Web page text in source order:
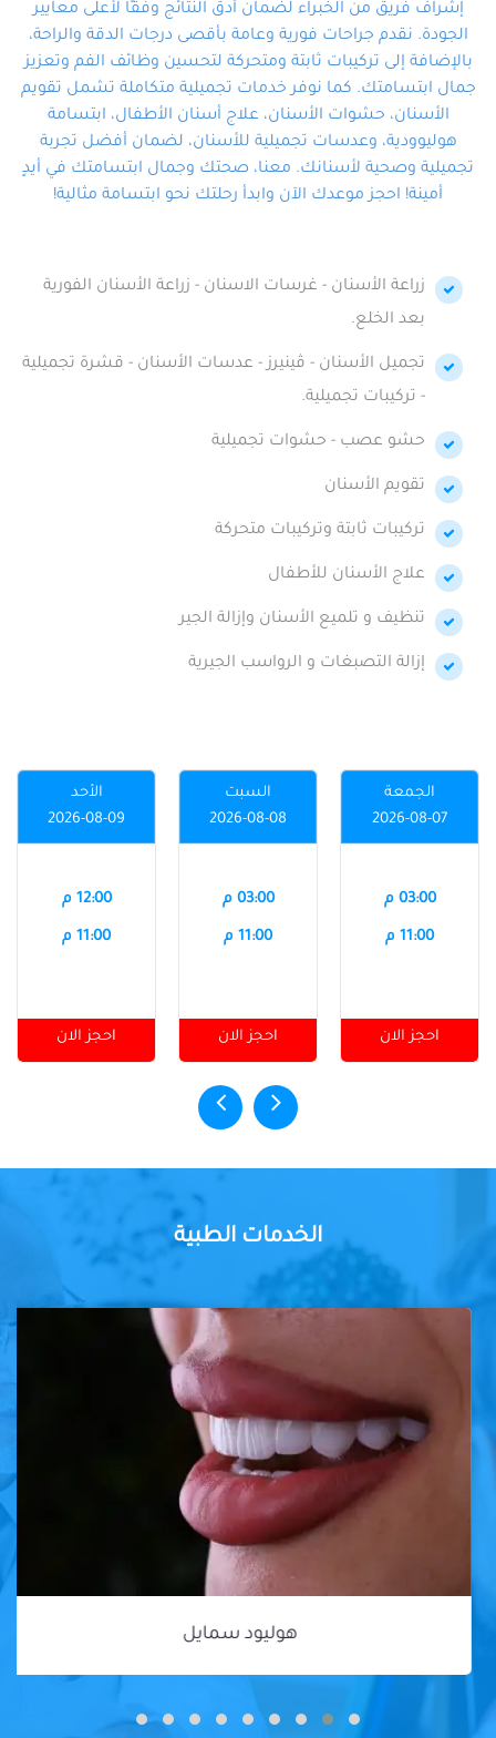
احترافية ودقة.
إشراف فريق من الخبراء لضمان أدق النتائج وفقًا لأعلى معايير
الجودة. نقدم جراحات فورية وعامة بأقصى درجات الدقة والراحة،
بالإضافة إلى تركيبات ثابتة ومتحركة لتحسين وظائف الفم وتعزيز
جمال ابتسامتك. كما نوفر خدمات تجميلية متكاملة تشمل تقويم
الأسنان، حشوات الأسنان، علاج أسنان الأطفال، ابتسامة
هوليوودية، وعدسات تجميلية للأسنان، لضمان أفضل تجربة
تجميلية وصحية لأسنانك. معنا، صحتك وجمال ابتسامتك في أيدٍ
أمينة! احجز موعدك الآن وابدأ رحلتك نحو ابتسامة مثالية!
زراعة الأسنان - غرسات الاسنان - زراعة الأسنان الفورية
بعد الخلع.
تجميل الأسنان - ڤينيرز - عدسات الأسنان - قشرة تجميلية
- تركيبات تجميلية.
حشو عصب - حشوات تجميلية
تقويم الأسنان
تركيبات ثابتة وتركيبات متحركة
علاج الأسنان للأطفال
تنظيف و تلميع الأسنان وإزالة الجير
إزالة التصبغات و الرواسب الجيرية
الجمعة
2026-08-07
03:00 م
11:00 م
احجز الان
السبت
2026-08-08
03:00 م
11:00 م
احجز الان
الأحد
2026-08-09
12:00 م
11:00 م
احجز الان
الخدمات الطبية
هوليود سمايل